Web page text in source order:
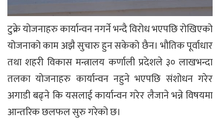
टुक्रे योजनाहरु कार्यान्वन नगर्ने भन्दै विरोध भएपछि रोखिएको
योजनाको काम अझै सुचारु हुन सकेको छैन। भौतिक पूर्वाधार
तथा शहरी विकास मन्त्रालय कर्णाली प्रदेशले ३० लाखभन्दा
तलका योजनाहरु कार्यान्वन नहुने भएपछि संशोधन गरेर
अगाडी बढ्ने कि यसलाई कार्यान्वन गरेर लैजाने भन्ने विषयमा
आन्तरिक छलफल सुरु गरेको छ।